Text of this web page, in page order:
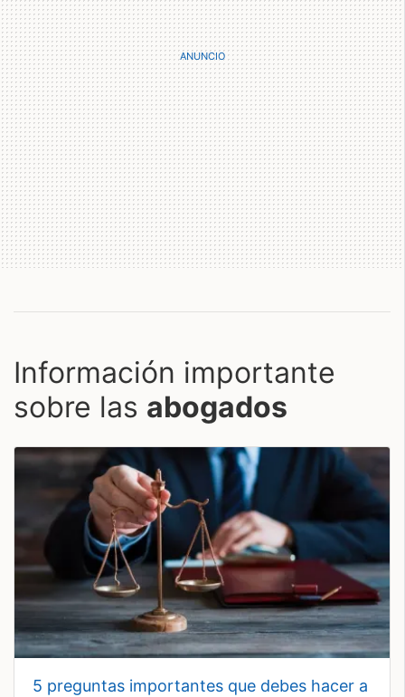
Información importante
sobre las abogados
5 preguntas importantes que debes hacer a